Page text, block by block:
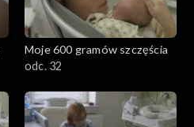
Moje 600 gramów szczęścia
odc. 32